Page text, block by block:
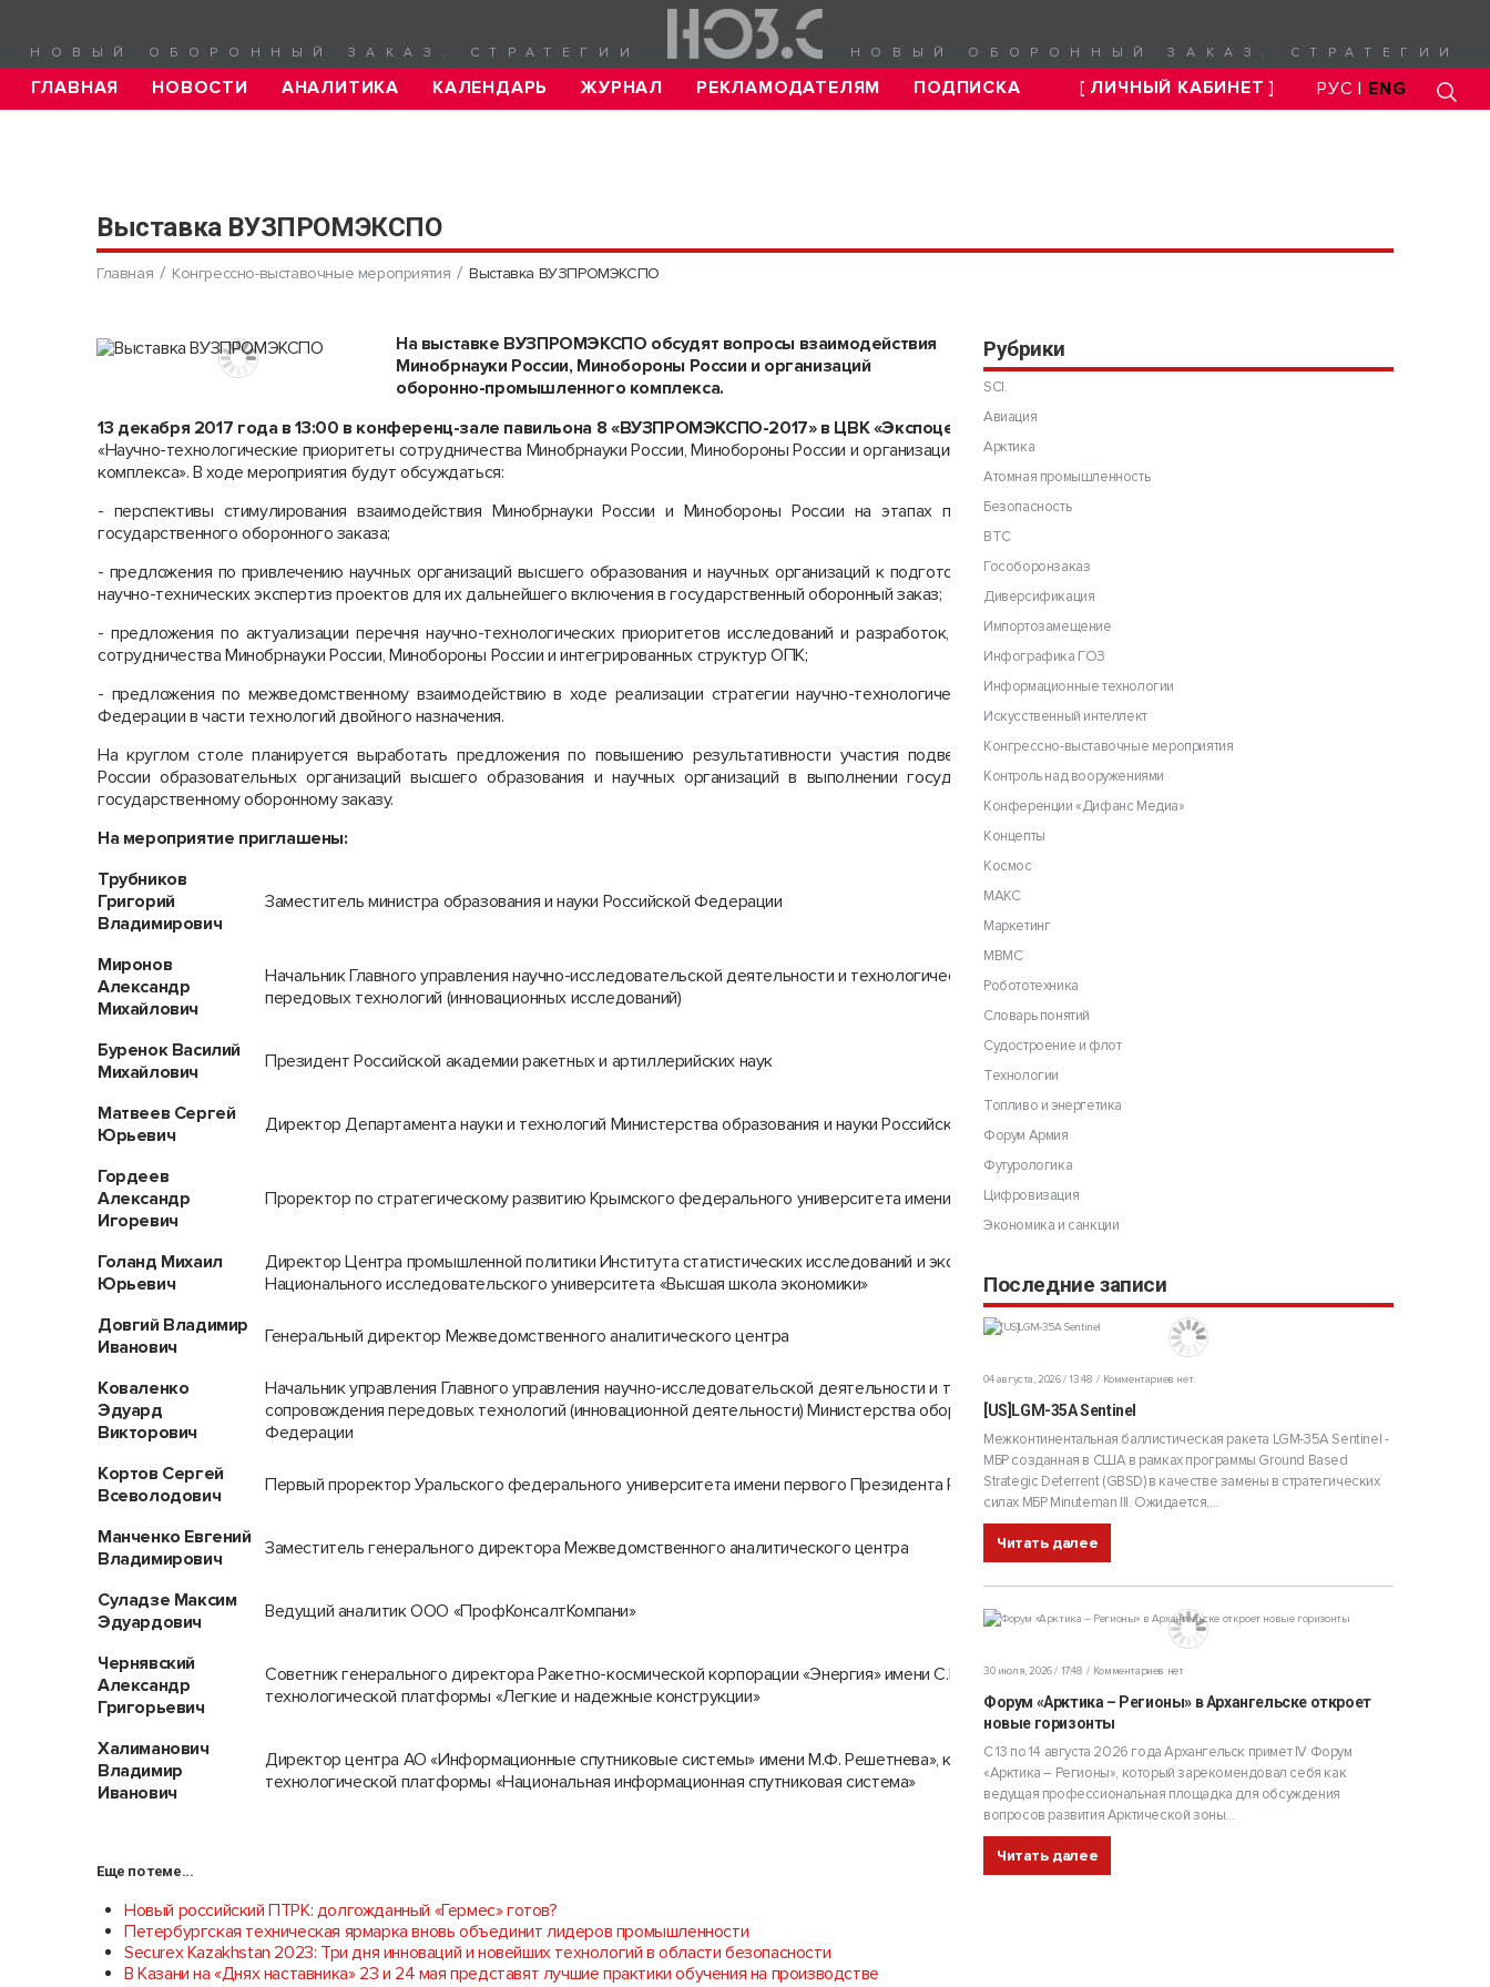
НОВЫЙ ОБОРОННЫЙ ЗАКАЗ. СТРАТЕГИИ НОВЫЙ ОБОРОННЫЙ ЗАКАЗ. СТРАТЕГИИ
ГЛАВНАЯ НОВОСТИ АНАЛИТИКА КАЛЕНДАРЬ ЖУРНАЛ РЕКЛАМОДАТЕЛЯМ ПОДПИСКА [ ЛИЧНЫЙ КАБИНЕТ ] РУС | ENG
Выставка ВУЗПРОМЭКСПО
Главная Конгрессно-выставочные мероприятия Выставка ВУЗПРОМЭКСПО
На выставке ВУЗПРОМЭКСПО обсудят вопросы взаимодействия
Минобрнауки России, Минобороны России и организаций
оборонно-промышленного комплекса.
13 декабря 2017 года в 13:00 в конференц-зале павильона 8 «ВУЗПРОМЭКСПО-2017» в ЦВК «Экспоцентр»пройдет круглый стол
«Научно-технологические приоритеты сотрудничества Минобрнауки России, Минобороны России и организаций оборонно-промышленного
комплекса». В ходе мероприятия будут обсуждаться:
- перспективы стимулирования взаимодействия Минобрнауки России и Минобороны России на этапах планирования и выполнения
государственного оборонного заказа;
- предложения по привлечению научных организаций высшего образования и научных организаций к подготовке заявок и к проведению
научно-технических экспертиз проектов для их дальнейшего включения в государственный оборонный заказ;
- предложения по актуализации перечня научно-технологических приоритетов исследований и разработок, осуществляемых в рамках
сотрудничества Минобрнауки России, Минобороны России и интегрированных структур ОПК;
- предложения по межведомственному взаимодействию в ходе реализации стратегии научно-технологического развития Российской
Федерации в части технологий двойного назначения.
На круглом столе планируется выработать предложения по повышению результативности участия подведомственных Минобрнауки
России образовательных организаций высшего образования и научных организаций в выполнении государственных контрактов по
государственному оборонному заказу.
На мероприятие приглашены:
Трубников
Григорий
Владимирович
Заместитель министра образования и науки Российской Федерации
Миронов
Александр
Михайлович
Начальник Главного управления научно-исследовательской деятельности и технологического сопровождения
передовых технологий (инновационных исследований)
Буренок Василий
Михайлович
Президент Российской академии ракетных и артиллерийских наук
Матвеев Сергей
Юрьевич
Директор Департамента науки и технологий Министерства образования и науки Российской Федерации
Гордеев
Александр
Игоревич
Проректор по стратегическому развитию Крымского федерального университета имени В.И.Вернадского
Голанд Михаил
Юрьевич
Директор Центра промышленной политики Института статистических исследований и экономики знаний
Национального исследовательского университета «Высшая школа экономики»
Довгий Владимир
Иванович
Генеральный директор Межведомственного аналитического центра
Коваленко
Эдуард
Викторович
Начальник управления Главного управления научно-исследовательской деятельности и технологического
сопровождения передовых технологий (инновационной деятельности) Министерства обороны Российской
Федерации
Кортов Сергей
Всеволодович
Первый проректор Уральского федерального университета имени первого Президента России Б.Н.Ельцина
Манченко Евгений
Владимирович
Заместитель генерального директора Межведомственного аналитического центра
Суладзе Максим
Эдуардович
Ведущий аналитик ООО «ПрофКонсалтКомпани»
Чернявский
Александр
Григорьевич
Советник генерального директора Ракетно-космической корпорации «Энергия» имени С.П.Королева, координатор
технологической платформы «Легкие и надежные конструкции»
Халиманович
Владимир
Иванович
Директор центра АО «Информационные спутниковые системы» имени М.Ф. Решетнева», координатор
технологической платформы «Национальная информационная спутниковая система»
Еще по теме...
Новый российский ПТРК: долгожданный «Гермес» готов?
Петербургская техническая ярмарка вновь объединит лидеров промышленности
Securex Kazakhstan 2023: Три дня инноваций и новейших технологий в области безопасности
В Казани на «Днях наставника» 23 и 24 мая представят лучшие практики обучения на производстве
Рубрики
SCI.
Авиация
Арктика
Атомная промышленность
Безопасность
ВТС
Гособоронзаказ
Диверсификация
Импортозамещение
Инфографика ГОЗ
Информационные технологии
Искусственный интеллект
Конгрессно-выставочные мероприятия
Контроль над вооружениями
Конференции «Дифанс Медиа»
Концепты
Космос
МАКС
Маркетинг
МВМС
Робототехника
Словарь понятий
Судостроение и флот
Технологии
Топливо и энергетика
Форум Армия
Футурологика
Цифровизация
Экономика и санкции
Последние записи
04 августа, 2026 / 13:48 Комментариев нет
[US]LGM-35A Sentinel
Межконтинентальная баллистическая ракета LGM-35A Sentinel -
МБР созданная в США в рамках программы Ground Based
Strategic Deterrent (GBSD) в качестве замены в стратегических
силах МБР Minuteman III. Ожидается,...
Читать далее
30 июля, 2026 / 17:48 Комментариев нет
Форум «Арктика – Регионы» в Архангельске откроет
новые горизонты
С 13 по 14 августа 2026 года Архангельск примет IV Форум
«Арктика – Регионы», который зарекомендовал себя как
ведущая профессиональная площадка для обсуждения
вопросов развития Арктической зоны...
Читать далее